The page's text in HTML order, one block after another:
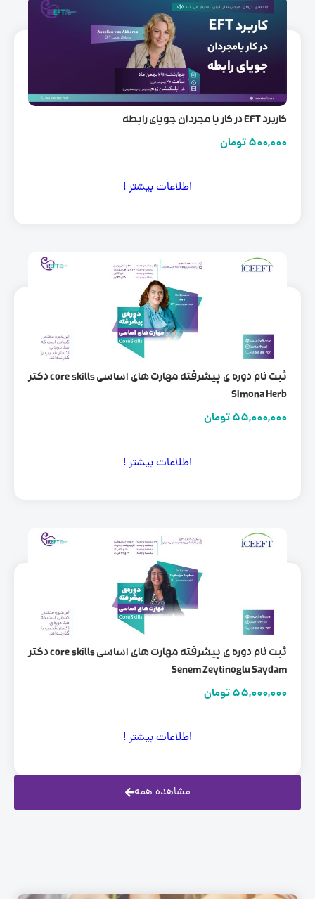
تومان
اطلاعات بیشتر !
ثبت نام دوره ی پیشرفته مهارت های اساسی core skills دکتر
Simona
تومان
اطلاعات بیشتر !
ثبت نام دوره ی پیشرفته مهارت های اساسی core skills دکتر
Senem Zeytinoglu
تومان
اطلاعات بیشتر !
مشاهده همه